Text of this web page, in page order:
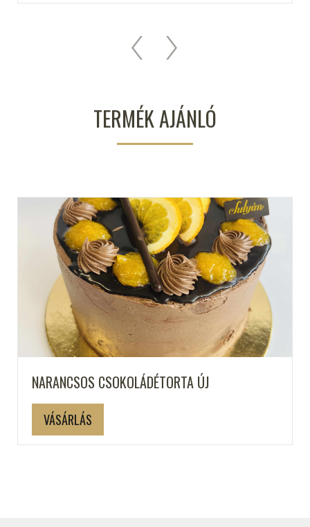
TERMÉK AJÁNLÓ
NARANCSOS CSOKOLÁDÉTORTA ÚJ
VÁSÁRLÁS